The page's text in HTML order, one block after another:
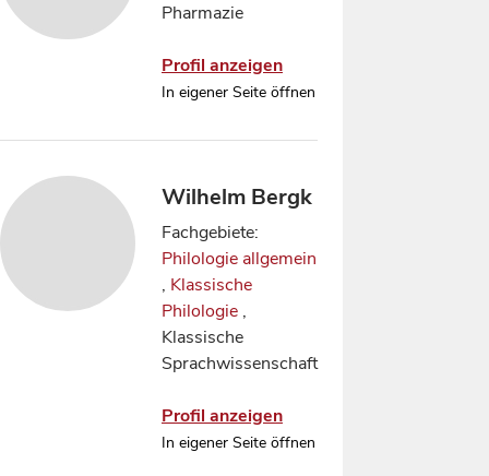
Pharmazie
Profil anzeigen
In eigener Seite öffnen
Wilhelm Bergk
Fachgebiete:
Philologie allgemein
, Klassische
Philologie ,
Klassische
Sprachwissenschaft
Profil anzeigen
In eigener Seite öffnen